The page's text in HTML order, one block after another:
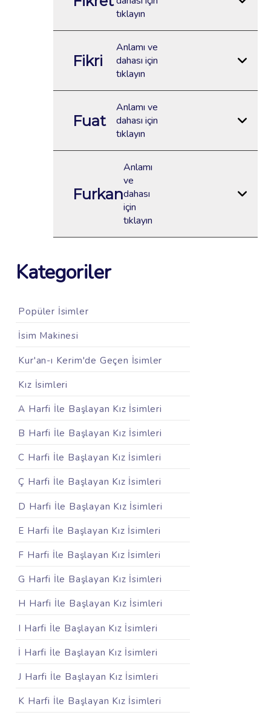
tıklayın
Fikri
Anlamı ve
dahası için
tıklayın
Fuat
Anlamı ve
dahası için
tıklayın
Furkan
Anlamı
ve
dahası
için
tıklayın
Kategoriler
Popüler İsimler
İsim Makinesi
Kur'an-ı Kerim'de Geçen İsimler
Kız İsimleri
A Harfi İle Başlayan Kız İsimleri
B Harfi İle Başlayan Kız İsimleri
C Harfi İle Başlayan Kız İsimleri
Ç Harfi İle Başlayan Kız İsimleri
D Harfi İle Başlayan Kız İsimleri
E Harfi İle Başlayan Kız İsimleri
F Harfi İle Başlayan Kız İsimleri
G Harfi İle Başlayan Kız İsimleri
H Harfi İle Başlayan Kız İsimleri
I Harfi İle Başlayan Kız İsimleri
İ Harfi İle Başlayan Kız İsimleri
J Harfi İle Başlayan Kız İsimleri
K Harfi İle Başlayan Kız İsimleri